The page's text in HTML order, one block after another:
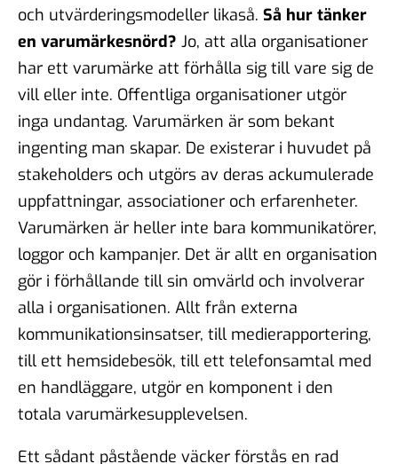
och utvärderingsmodeller likaså. Så hur tänker
en varumärkesnörd? Jo, att alla organisationer
har ett varumärke att förhålla sig till vare sig de
vill eller inte. Offentliga organisationer utgör
inga undantag. Varumärken är som bekant
ingenting man skapar. De existerar i huvudet på
stakeholders och utgörs av deras ackumulerade
uppfattningar, associationer och erfarenheter.
Varumärken är heller inte bara kommunikatörer,
loggor och kampanjer. Det är allt en organisation
gör i förhållande till sin omvärld och involverar
alla i organisationen. Allt från externa
kommunikationsinsatser, till medierapportering,
till ett hemsidebesök, till ett telefonsamtal med
en handläggare, utgör en komponent i den
totala varumärkesupplevelsen.
Ett sådant påstående väcker förstås en rad